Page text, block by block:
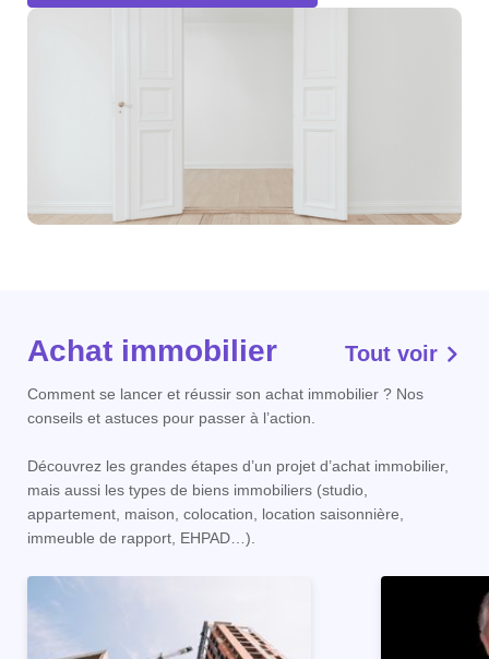
Achat immobilier Tout voir
Comment se lancer et réussir son achat immobilier ? Nos
conseils et astuces pour passer à l’action.
Découvrez les grandes étapes d’un projet d’achat immobilier,
mais aussi les types de biens immobiliers (studio,
appartement, maison, colocation, location saisonnière,
immeuble de rapport, EHPAD…).